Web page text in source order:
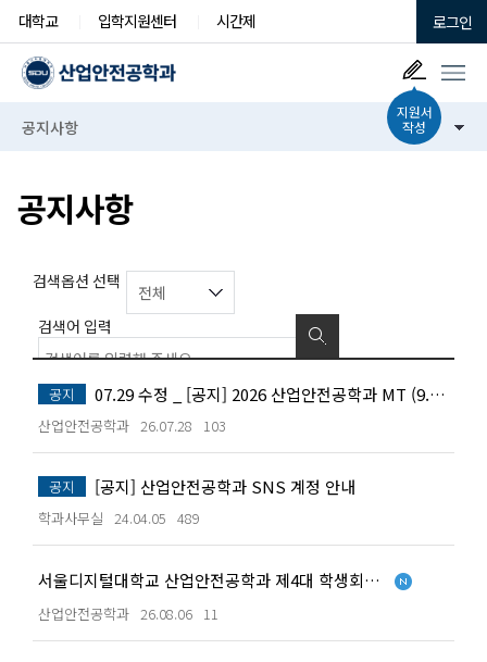
대학교 입학지원센터 시간제 로그인
지원서
작성
공지사항
공지사항
총23건
검
용
검색옵션 선택
검색어 입력 검색
공지 07.29 수정 _ [공지] 2026 산업안전공학과 MT (9.11~12)
산업안전공학과 26.07.28 103
공지 [공지] 산업안전공학과 SNS 계정 안내
학과사무실 24.04.05 489
서울디지털대학교 산업안전공학과 제4대 학생회장 직무대행 운영 안내
[새글]
산업안전공학과 26.08.06 11